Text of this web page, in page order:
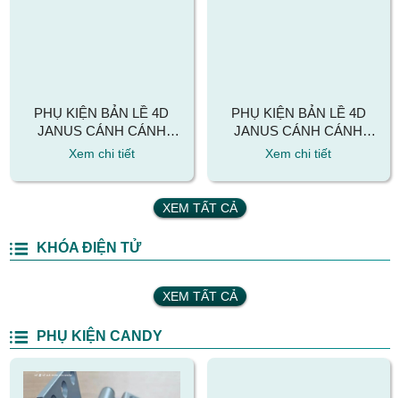
PHỤ KIỆN BẢN LỀ 4D
JANUS CÁNH CÁNH
MÀU BẠC
Xem chi tiết
PHỤ KIỆN BẢN LỀ 4D
JANUS CÁNH CÁNH
MÀU XÁM
Xem chi tiết
XEM TẤT CẢ
KHÓA ĐIỆN TỬ
XEM TẤT CẢ
PHỤ KIỆN CANDY